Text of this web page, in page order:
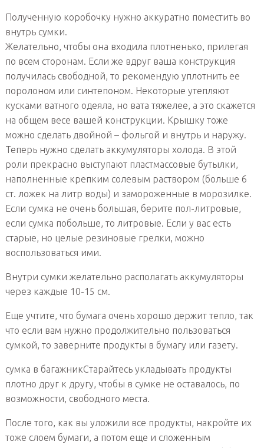
Полученную коробочку нужно аккуратно поместить во
внутрь сумки.
Желательно, чтобы она входила плотненько, прилегая
по всем сторонам. Если же вдруг ваша конструкция
получилась свободной, то рекомендую уплотнить ее
поролоном или синтепоном. Некоторые утепляют
кусками ватного одеяла, но вата тяжелее, а это скажется
на общем весе вашей конструкции. Крышку тоже
можно сделать двойной – фольгой и внутрь и наружу.
Теперь нужно сделать аккумуляторы холода. В этой
роли прекрасно выступают пластмассовые бутылки,
наполненные крепким солевым раствором (больше 6
ст. ложек на литр воды) и замороженные в морозилке.
Если сумка не очень большая, берите пол-литровые,
если сумка побольше, то литровые. Если у вас есть
старые, но целые резиновые грелки, можно
воспользоваться ими.
Внутри сумки желательно располагать аккумуляторы
через каждые 10-15 см.
Еще учтите, что бумага очень хорошо держит тепло, так
что если вам нужно продолжительно пользоваться
сумкой, то заверните продукты в бумагу или газету.
сумка в багажникСтарайтесь укладывать продукты
плотно друг к другу, чтобы в сумке не оставалось, по
возможности, свободного места.
После того, как вы уложили все продукты, накройте их
тоже слоем бумаги, а потом еще и сложенным